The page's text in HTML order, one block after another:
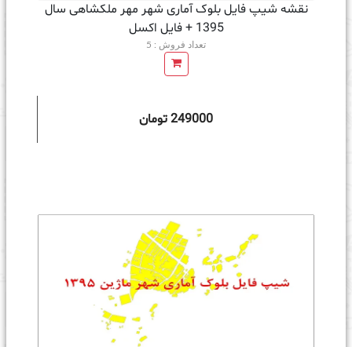
نقشه شیپ فایل بلوک آماری شهر مهر ملکشاهی سال
1395 + فايل اكسل
تعداد فروش : 5
249000 تومان